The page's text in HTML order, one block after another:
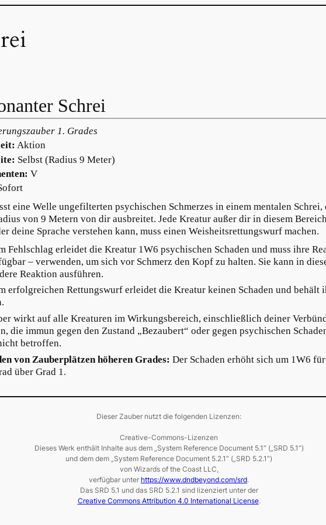
Schrei
1. Grades
Aktion
Selbst (Radius 9 Meter)
V
eine Welle ungefilterten psychischen Schmerzes in einem mentalen Schrei,
von 9 Metern von dir ausbreitet. Jede Kreatur außer dir in diesem
deine Sprache verstehen kann, muss einen Weisheitsrettungswurf machen.
Fehlschlag erleidet die Kreatur 1W6 psychischen Schaden und muss ihre
– verwenden, um sich vor Schmerz den Kopf zu halten. Sie kann in
Reaktion ausführen.
erfolgreichen Rettungswurf erleidet die Kreatur keinen Schaden und behält
wirkt auf alle Kreaturen im Wirkungsbereich, einschließlich deiner
die immun gegen den Zustand „Bezaubert“ oder gegen psychischen
betroffen.
von Zauberplätzen höheren Grades: Der Schaden erhöht sich um 1W6
über Grad 1.
Dieser Zauber nutzt die folgenden Lizenzen:
Creative-Commons-Lizenzen
Dieses Werk enthält Inhalte aus dem „System Reference Document 5.1“ („SRD 5.1“)
und dem dem „System Reference Document 5.2.1“ („SRD 5.2.1“)
von Wizards of the Coast LLC,
verfügbar unter https://www.dndbeyond.com/srd.
Das SRD 5.1 und das SRD 5.2.1 sind lizenziert unter der
Creative Commons Attribution 4.0 International License.